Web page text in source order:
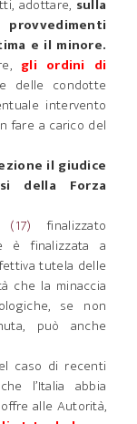
adottare, sulla
e il minore.
gli ordini di
delle condotte
intervento
fare a carico del
il giudice
della Forza
(17) finalizzato
è finalizzata a
tutela delle
che la minaccia
se non
può anche
caso di recenti
l’Italia abbia
alle Autorità,